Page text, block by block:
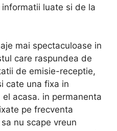
luate si de la
mai spectaculoase in
care raspundea de
de emisie-receptie,
cate una fixa in
acasa. in permanenta
pe frecventa
nu scape vreun